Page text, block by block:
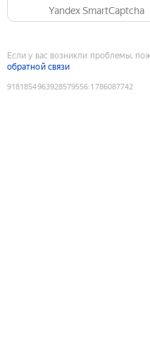
Yandex SmartCaptcha
Если у вас возникли проблемы,
обратной связи
9181854963928579556:1786087742